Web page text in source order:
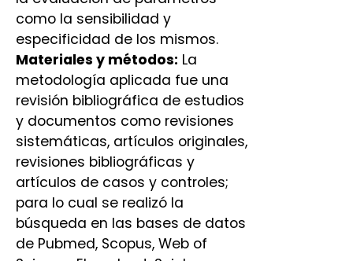
como la sensibilidad y
especificidad de los mismos.
Materiales y métodos: La
metodología aplicada fue una
revisión bibliográfica de estudios
y documentos como revisiones
sistemáticas, artículos originales,
revisiones bibliográficas y
artículos de casos y controles;
para lo cual se realizó la
búsqueda en las bases de datos
de Pubmed, Scopus, Web of